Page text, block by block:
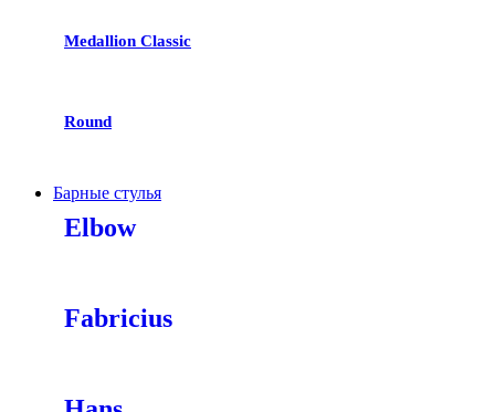
Medallion Classic
Round
Барные стулья
Elbow
Fabricius